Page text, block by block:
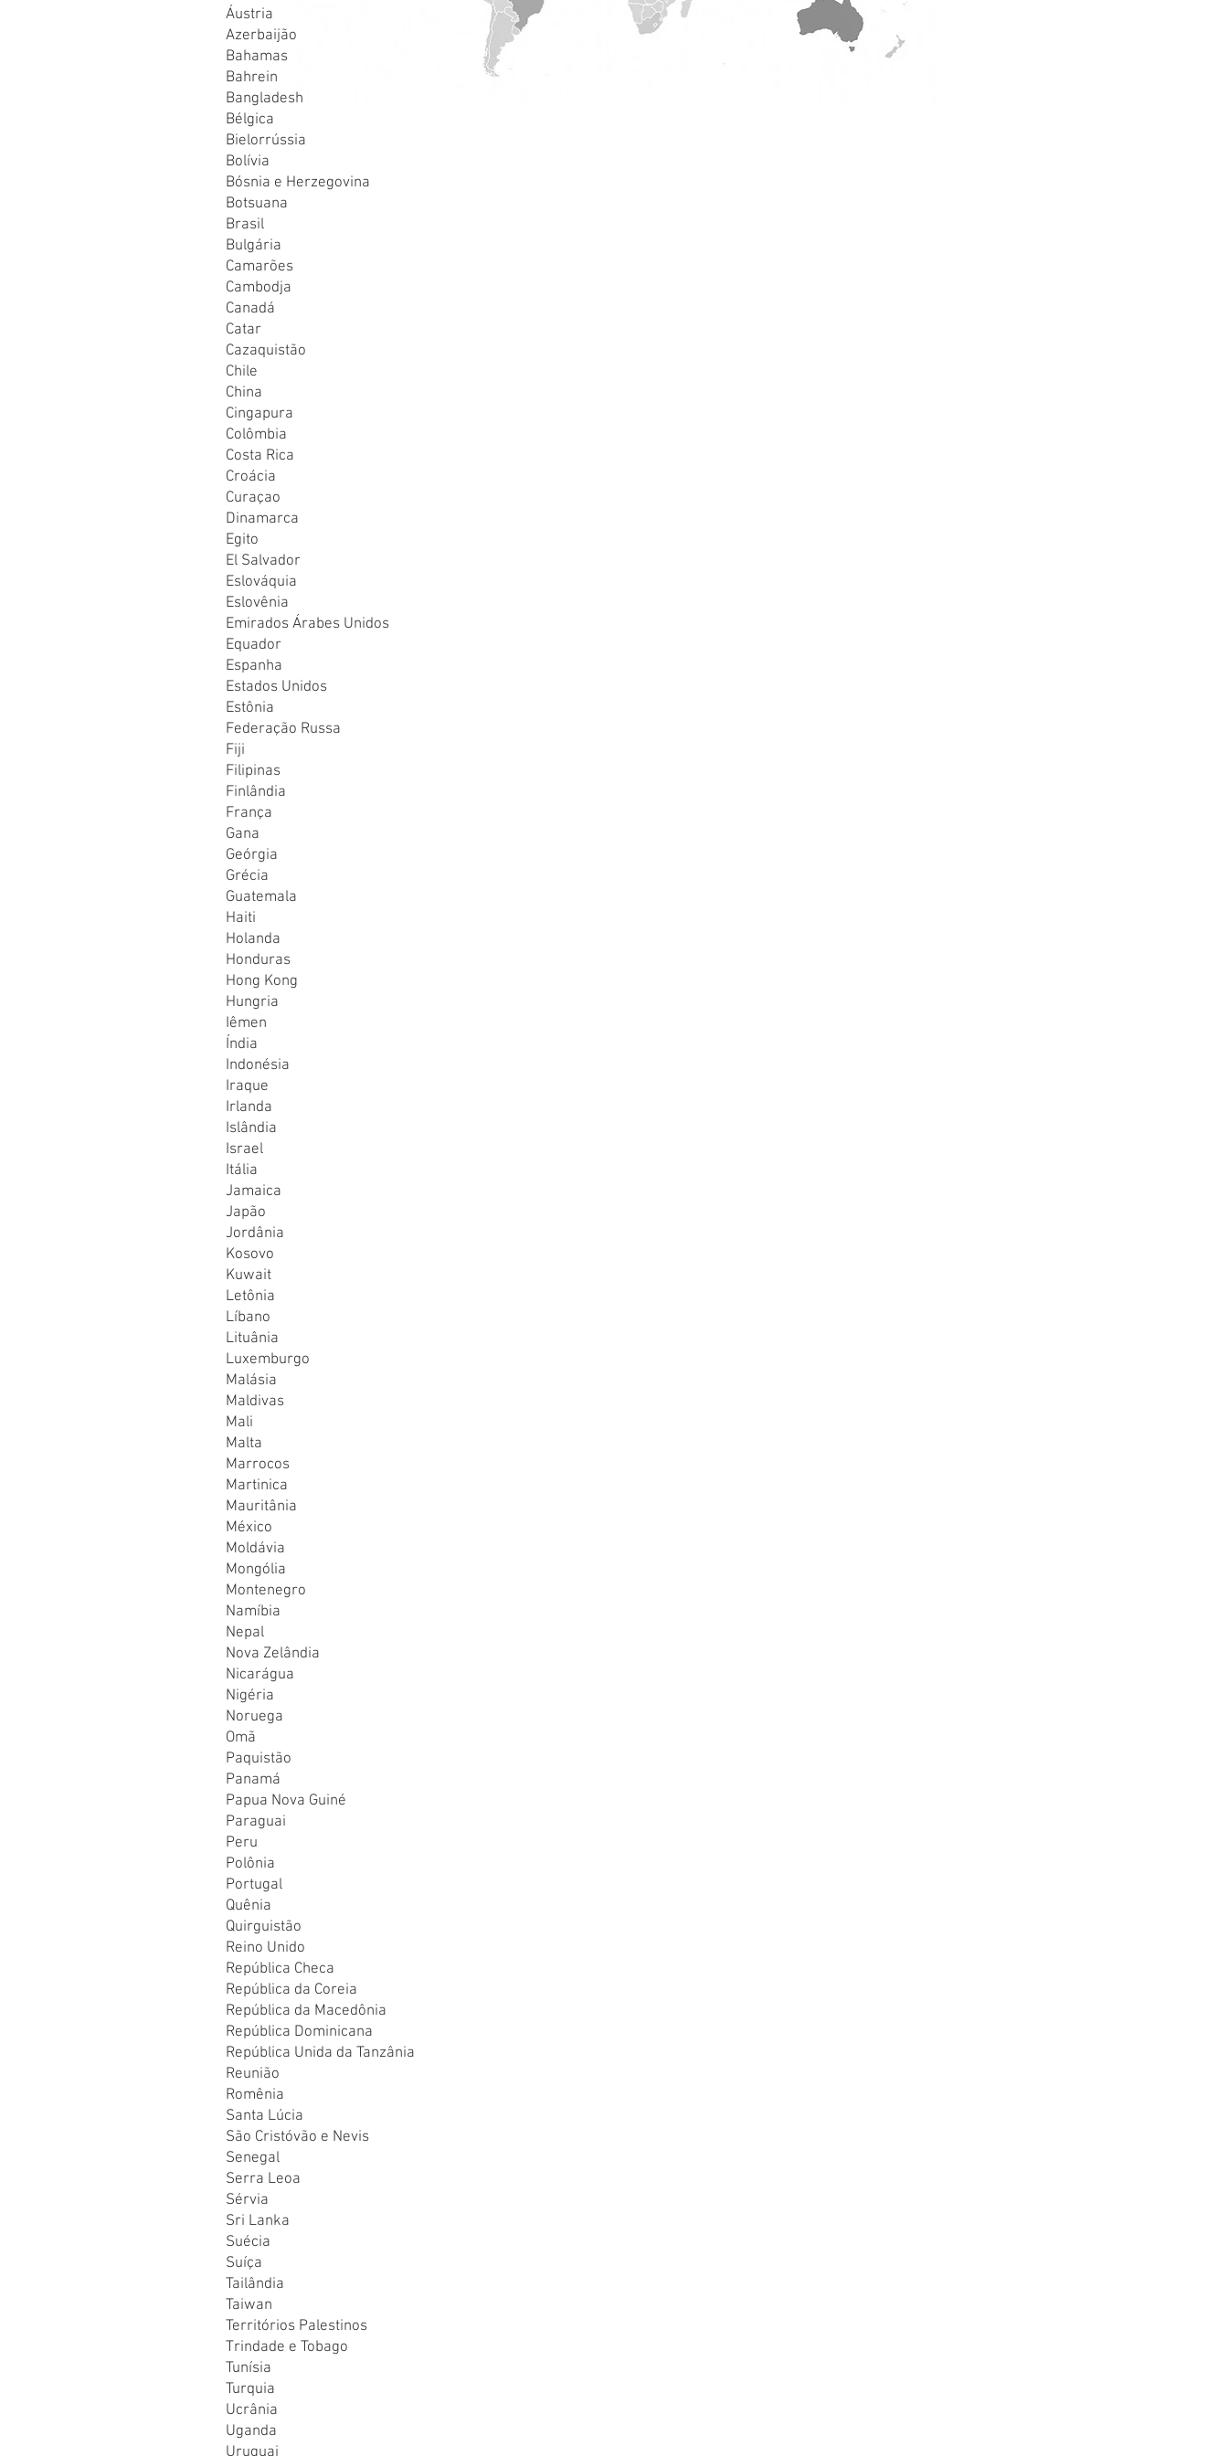
Áustria
Azerbaijão
Bahamas
Bahrein
Bangladesh
Bélgica
Bielorrússia
Bolívia
Bósnia e Herzegovina
Botsuana
Brasil
Bulgária
Camarões
Cambodja
Canadá
Catar
Cazaquistão
Chile
China
Cingapura
Colômbia
Costa Rica
Croácia
Curaçao
Dinamarca
Egito
El Salvador
Eslováquia
Eslovênia
Emirados Árabes Unidos
Equador
Espanha
Estados Unidos
Estônia
Federação Russa
Fiji
Filipinas
Finlândia
França
Gana
Geórgia
Grécia
Guatemala
Haiti
Holanda
Honduras
Hong Kong
Hungria
Iêmen
Índia
Indonésia
Iraque
Irlanda
Islândia
Israel
Itália
Jamaica
Japão
Jordânia
Kosovo
Kuwait
Letônia
Líbano
Lituânia
Luxemburgo
Malásia
Maldivas
Mali
Malta
Marrocos
Martinica
Mauritânia
México
Moldávia
Mongólia
Montenegro
Namíbia
Nepal
Nova Zelândia
Nicarágua
Nigéria
Noruega
Omã
Paquistão
Panamá
Papua Nova Guiné
Paraguai
Peru
Polônia
Portugal
Quênia
Quirguistão
Reino Unido
República Checa
República da Coreia
República da Macedônia
República Dominicana
República Unida da Tanzânia
Reunião
Romênia
Santa Lúcia
São Cristóvão e Nevis
Senegal
Serra Leoa
Sérvia
Sri Lanka
Suécia
Suíça
Tailândia
Taiwan
Territórios Palestinos
Trindade e Tobago
Tunísia
Turquia
Ucrânia
Uganda